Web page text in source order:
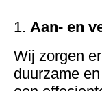
1. Aan- en
Wij zorgen
duurzame